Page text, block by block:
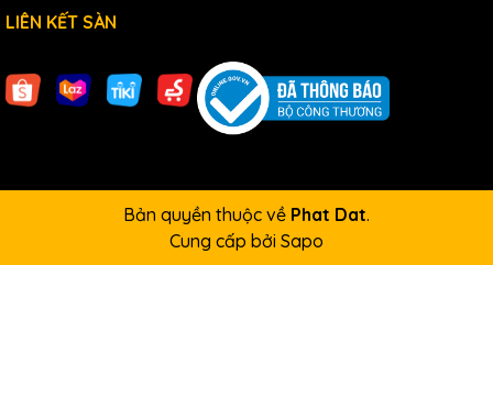
LIÊN KẾT SÀN
Bản quyền thuộc về Phat Dat.
Cung cấp bởi Sapo